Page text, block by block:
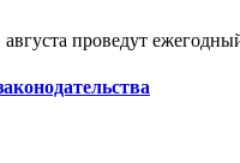
проведут